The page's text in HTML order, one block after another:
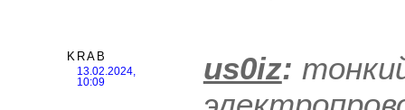
KRAB
13.02.2024,
10:09
us0iz: